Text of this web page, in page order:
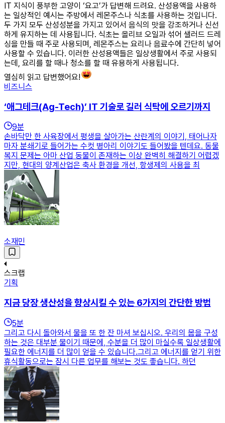
IT 지식이 풍부한 고양이 ‘요고’가 답변해 드려요. 산성용액을 사용하
는 일상적인 예시는 주방에서 레몬주스나 식초를 사용하는 것입니다.
두 가지 모두 산성성분을 가지고 있어서 음식의 맛을 강조하거나 신선
하게 유지하는 데 사용됩니다. 식초는 올리브 오일과 섞어 샐러드 드레
싱을 만들 때 주로 사용되며, 레몬주스는 요리나 음료수에 간단히 넣어
사용할 수 있습니다. 이러한 산성용액들은 일상생활에서 주로 사용되
는데, 요리를 할 때나 청소를 할 때 유용하게 사용됩니다.
열심히 읽고 답변했어요!
비즈니스
‘애그테크(Ag-Tech)’ IT 기술로 길러 식탁에 오르기까지
9분
손바닥만 한 사육장에서 평생을 살아가는 산란계의 이야기, 태어나자
마자 분쇄기로 들어가는 수컷 병아리 이야기도 들어봤을 텐데요. 동물
복지 문제는 아마 산업 동물이 존재하는 이상 완벽히 해결하기 어렵겠
지만, 현대의 양계산업은 축사 환경을 개선, 항생제의 사용을 최
소재민
스크랩
기획
지금 당장 생산성을 향상시킬 수 있는 6가지의 간단한 방법
5분
그리고 다시 돌아와서 물을 또 한 잔 마셔 보십시오. 우리의 몸을 구성
하는 것은 대부분 물이기 때문에, 수분을 더 많이 마실수록 일상생활에
필요한 에너지를 더 많이 얻을 수 있습니다.그리고 에너지를 얻기 위한
휴식활동으로는 잠시 다른 업무를 해보는 것도 좋습니다. 하던